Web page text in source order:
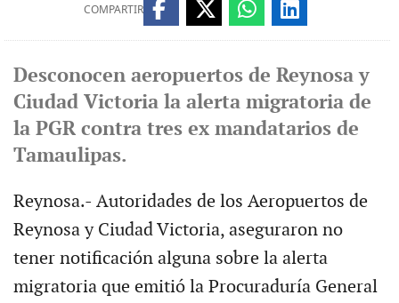
COMPARTIR
Desconocen aeropuertos de Reynosa y
Ciudad Victoria la alerta migratoria de
la PGR contra tres ex mandatarios de
Tamaulipas.
Reynosa.- Autoridades de los Aeropuertos de
Reynosa y Ciudad Victoria, aseguraron no
tener notificación alguna sobre la alerta
migratoria que emitió la Procuraduría General